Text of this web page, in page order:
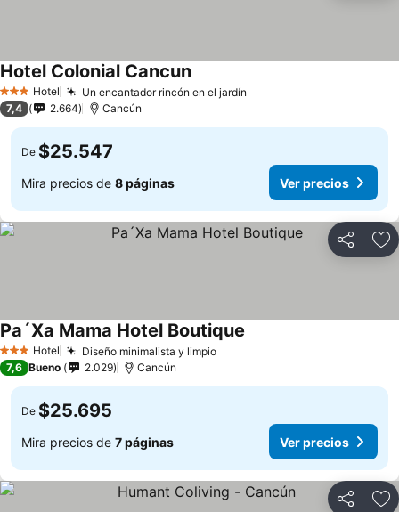
3 Estrellas
Hotel Un encantador rincón en el jardín
Hotel Colonial Cancun
7,4 2.664 Cancún
De $25.547
Mira precios de 8 páginas Ver precios
Compartir
3 Estrellas
Hotel Diseño minimalista y limpio
Pa´Xa Mama Hotel Boutique
7,6 Bueno 2.029 Cancún
De $25.695
Mira precios de 7 páginas Ver precios
Compartir